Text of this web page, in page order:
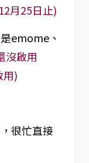
月25日止)
emome、
沒啟用
用)
很忙直接